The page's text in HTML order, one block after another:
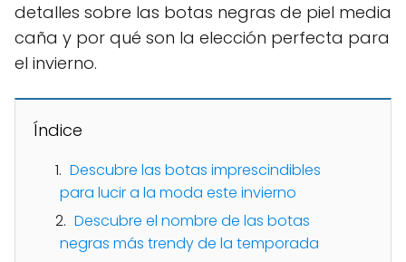
detalles sobre las botas negras de piel media
caña y por qué son la elección perfecta para
el invierno.
Índice
Descubre las botas imprescindibles
para lucir a la moda este invierno
Descubre el nombre de las botas
negras más trendy de la temporada